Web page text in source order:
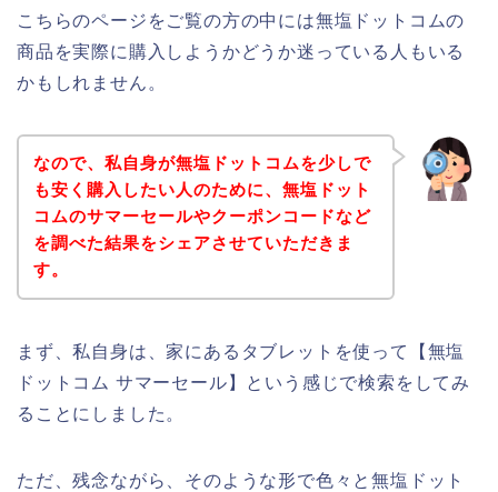
こちらのページをご覧の方の中には無塩ドットコムの
商品を実際に購入しようかどうか迷っている人もいる
かもしれません。
なので、私自身が無塩ドットコムを少しで
も安く購入したい人のために、無塩ドット
コムのサマーセールやクーポンコードなど
を調べた結果をシェアさせていただきま
す。
まず、私自身は、家にあるタブレットを使って【無塩
ドットコム サマーセール】という感じで検索をしてみ
ることにしました。
ただ、残念ながら、そのような形で色々と無塩ドット